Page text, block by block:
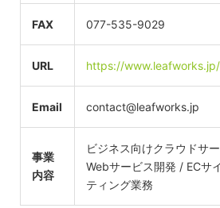
FAX 077-535-9029
URL https://www.leafworks.jp/
Email contact@leafworks.jp
事業
内容
ビジネス向けクラウドサ
Webサービス開発 / ECサ
ティング業務